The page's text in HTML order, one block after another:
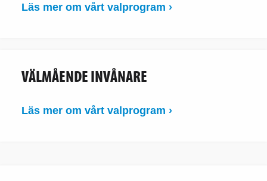
Läs mer om vårt valprogram ›
VÄLMÅENDE INVÅNARE
Läs mer om vårt valprogram ›